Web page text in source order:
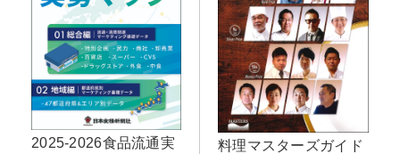
2025-2026食品流通実
料理マスターズガイド